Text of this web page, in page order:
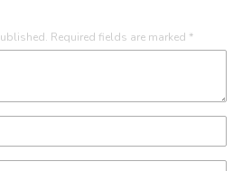
Required fields are marked *